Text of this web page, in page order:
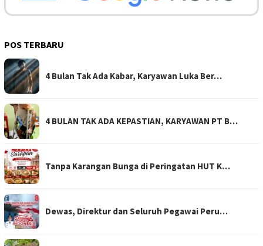
POS TERBARU
4 Bulan Tak Ada Kabar, Karyawan Luka Ber…
4 BULAN TAK ADA KEPASTIAN, KARYAWAN PT B…
Tanpa Karangan Bunga di Peringatan HUT K…
Dewas, Direktur dan Seluruh Pegawai Peru…